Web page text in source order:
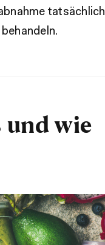
tatsächlich
und wie